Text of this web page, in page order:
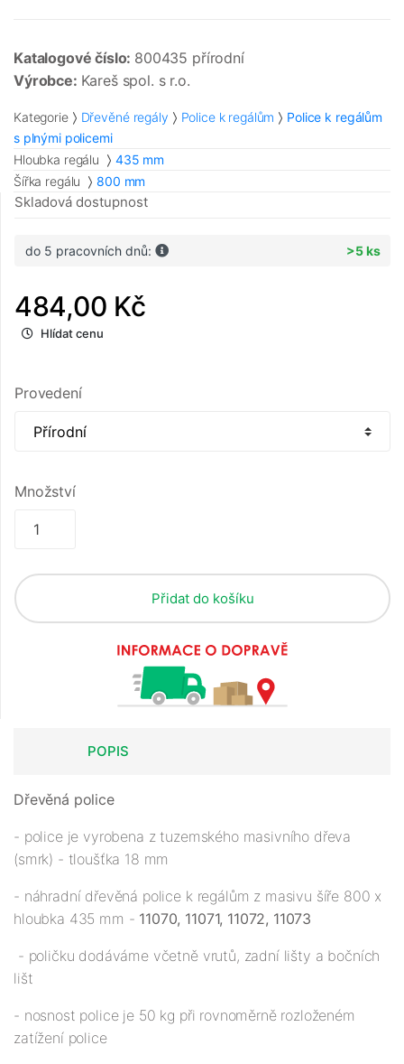
Katalogové číslo: 800435 přírodní
Výrobce: Kareš spol. s r.o.
Kategorie Dřevěné regály Police k regálům
Police k regálům
s plnými policemi
Hloubka regálu
435 mm
Šířka regálu
800 mm
Skladová dostupnost
do 5 pracovních dnů: >5 ks
484,00 Kč
Hlídat cenu
Provedení
Množství
Přidat do košíku
POPIS
Dřevěná police
- police je vyrobena z tuzemského masivního dřeva
(smrk) - tloušťka 18 mm
- náhradní dřevěná police k regálům z masivu šíře 800 x
hloubka 435 mm - 11070, 11071, 11072, 11073
- poličku dodáváme včetně vrutů, zadní lišty a bočních
lišt
- nosnost police je 50 kg při rovnoměrně rozloženém
zatížení police